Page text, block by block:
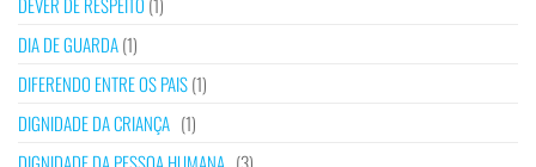
DIA DE GUARDA(1)
DIFERENDO ENTRE OS PAIS(1)
DIGNIDADE DA CRIANÇA (1)